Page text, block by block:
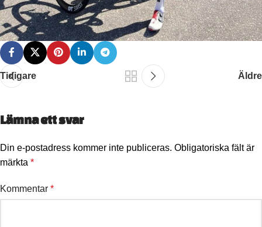
Tidigare Äldre
Lämna ett svar
Din e-postadress kommer inte publiceras. Obligatoriska fält är
märkta *
Kommentar *